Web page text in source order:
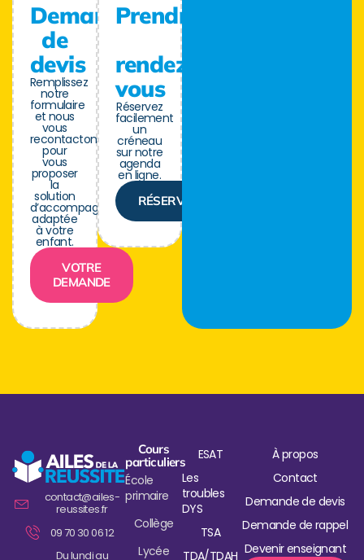
Demande
de
devis
Remplissez
notre
formulaire
et nous
vous
recontactons
pour
vous
proposer
la
solution
d’accompagnement
adaptée
à votre
enfant.
VOTRE
DEMANDE
Prendre
rendez-
vous
Réservez
facilement
un
créneau
sur notre
agenda
en ligne.
RÉSERVER
contact@ailes-
reussites.fr
09 70 30 06 12
Du lundi au
Cours
particuliers
École
primaire
Collège
Lycée
ESAT
Les
troubles
DYS
TSA
TDA/TDAH
À propos
Contact
Demande de devis
Demande de rappel
Devenir enseignant